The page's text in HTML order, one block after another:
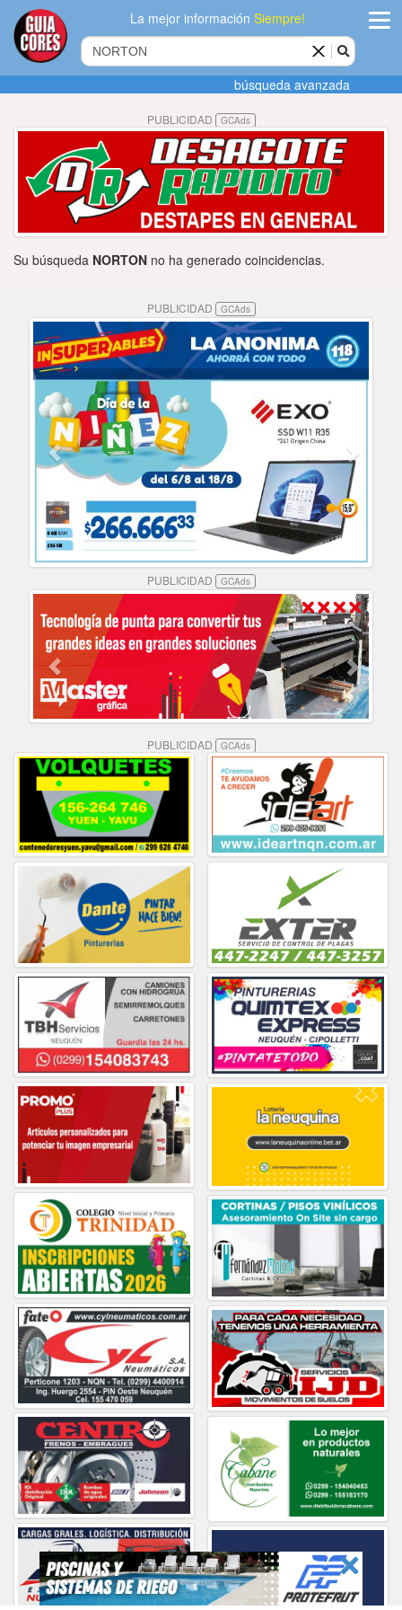
La mejor informaciónSiempre!
Agregar
empresa
Actualizar
Publicidad
Tiendacores
Contactenos
búsqueda avanzada
PUBLICIDAD GCAds
Su búsqueda NORTON no ha generado coincidencias.
PUBLICIDAD GCAds
PUBLICIDAD GCAds
PUBLICIDAD GCAds